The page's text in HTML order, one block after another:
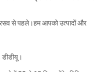
से पहले।हम आपको उत्पादों और